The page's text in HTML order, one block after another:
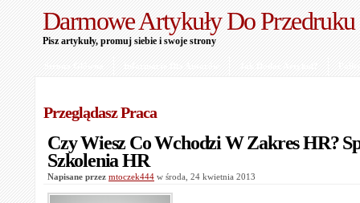
Darmowe Artykuły Do Przedruku
Pisz artykuły, promuj siebie i swoje strony
Przeglądasz Praca
Czy Wiesz Co Wchodzi W Zakres HR?
Szkolenia HR
Napisane przez mtoczek444 w środa, 24 kwietnia 2013